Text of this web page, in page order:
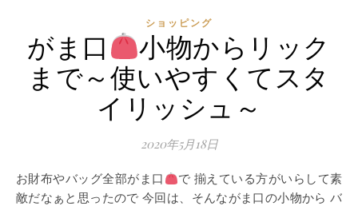
ショッピング
がま口
小物からリック
まで～使いやすくてスタ
イリッシュ～
2020年5月18日
お財布やバッグ全部がま口
で 揃えている方がいらして素
敵だなぁと思ったので 今回は、そんながま口の小物から バ